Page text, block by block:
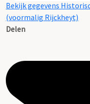
Bekijk gegevens
(voormalig Rijckheyt)
Delen